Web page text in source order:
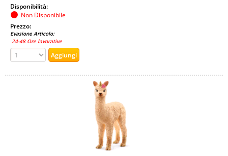
Disponibilità:
Non Disponibile
Prezzo:
Evasione Articolo:
24-48 Ore lavorative